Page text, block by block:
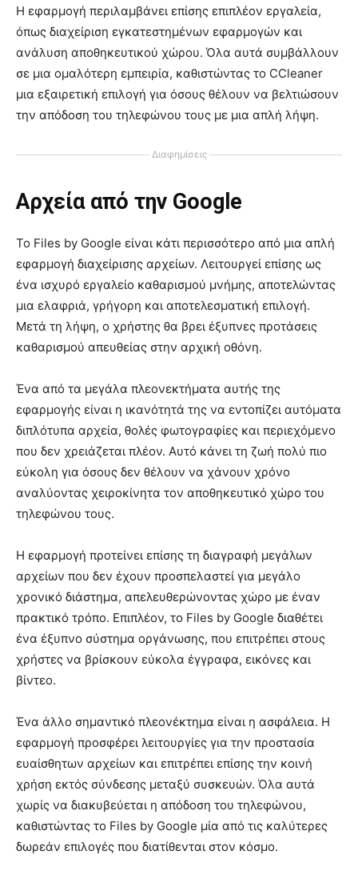
Η εφαρμογή περιλαμβάνει επίσης επιπλέον εργαλεία,
όπως διαχείριση εγκατεστημένων εφαρμογών και
ανάλυση αποθηκευτικού χώρου. Όλα αυτά συμβάλλουν
σε μια ομαλότερη εμπειρία, καθιστώντας το CCleaner
μια εξαιρετική επιλογή για όσους θέλουν να βελτιώσουν
την απόδοση του τηλεφώνου τους με μια απλή λήψη.
Διαφημίσεις
Αρχεία από την Google
Το Files by Google είναι κάτι περισσότερο από μια απλή
εφαρμογή διαχείρισης αρχείων. Λειτουργεί επίσης ως
ένα ισχυρό εργαλείο καθαρισμού μνήμης, αποτελώντας
μια ελαφριά, γρήγορη και αποτελεσματική επιλογή.
Μετά τη λήψη, ο χρήστης θα βρει έξυπνες προτάσεις
καθαρισμού απευθείας στην αρχική οθόνη.
Ένα από τα μεγάλα πλεονεκτήματα αυτής της
εφαρμογής είναι η ικανότητά της να εντοπίζει αυτόματα
διπλότυπα αρχεία, θολές φωτογραφίες και περιεχόμενο
που δεν χρειάζεται πλέον. Αυτό κάνει τη ζωή πολύ πιο
εύκολη για όσους δεν θέλουν να χάνουν χρόνο
αναλύοντας χειροκίνητα τον αποθηκευτικό χώρο του
τηλεφώνου τους.
Η εφαρμογή προτείνει επίσης τη διαγραφή μεγάλων
αρχείων που δεν έχουν προσπελαστεί για μεγάλο
χρονικό διάστημα, απελευθερώνοντας χώρο με έναν
πρακτικό τρόπο. Επιπλέον, το Files by Google διαθέτει
ένα έξυπνο σύστημα οργάνωσης, που επιτρέπει στους
χρήστες να βρίσκουν εύκολα έγγραφα, εικόνες και
βίντεο.
Ένα άλλο σημαντικό πλεονέκτημα είναι η ασφάλεια. Η
εφαρμογή προσφέρει λειτουργίες για την προστασία
ευαίσθητων αρχείων και επιτρέπει επίσης την κοινή
χρήση εκτός σύνδεσης μεταξύ συσκευών. Όλα αυτά
χωρίς να διακυβεύεται η απόδοση του τηλεφώνου,
καθιστώντας το Files by Google μία από τις καλύτερες
δωρεάν επιλογές που διατίθενται στον κόσμο.